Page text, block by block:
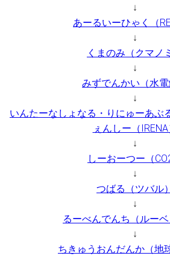
↓
あーるいーひゃく（
↓
くまのみ（クマノ
↓
みずでんかい（水電
↓
いんたーなしょなる・りにゅーあぶ
ぇんしー（IRENA
↓
しーおーつー（
↓
つばる（ツバル）
↓
るーべんでんち（ルーベ
↓
ちきゅうおんだんか（地